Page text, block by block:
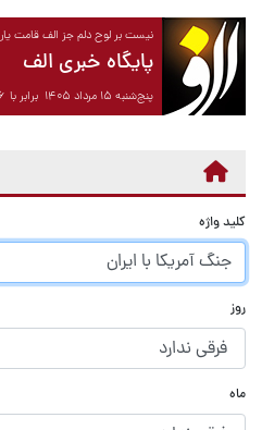
نیست بر لوح دلم جز الف قامت یار
پایگاه خبری الف
پنج‌شنبه ۱۵ مرداد ۱۴۰۵ برابر با ۰۶ آگوست ۲۰۲۶
کلید واژه
روز
ماه